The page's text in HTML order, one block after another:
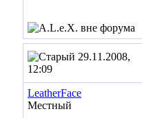
29.11.2008,
12:09
LeatherFace
Местный